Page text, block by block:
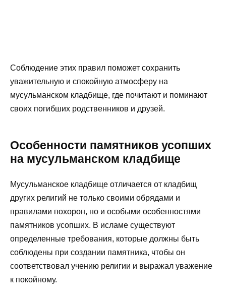
Соблюдение этих правил поможет сохранить
уважительную и спокойную атмосферу на
мусульманском кладбище, где почитают и поминают
своих погибших родственников и друзей.
Особенности памятников усопших
на мусульманском кладбище
Мусульманское кладбище отличается от кладбищ
других религий не только своими обрядами и
правилами похорон, но и особыми особенностями
памятников усопших. В исламе существуют
определенные требования, которые должны быть
соблюдены при создании памятника, чтобы он
соответствовал учению религии и выражал уважение
к покойному.